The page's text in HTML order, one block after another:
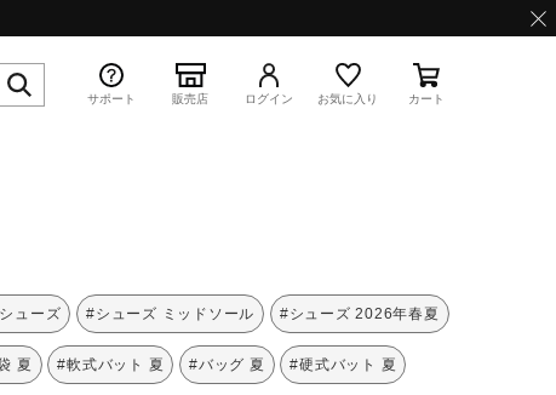
サポート 販売店 ログイン お気に入り カート
ューズ #シューズ ミッドソール #シューズ 2026年春夏
夏 #軟式バット 夏 #バッグ 夏 #硬式バット 夏